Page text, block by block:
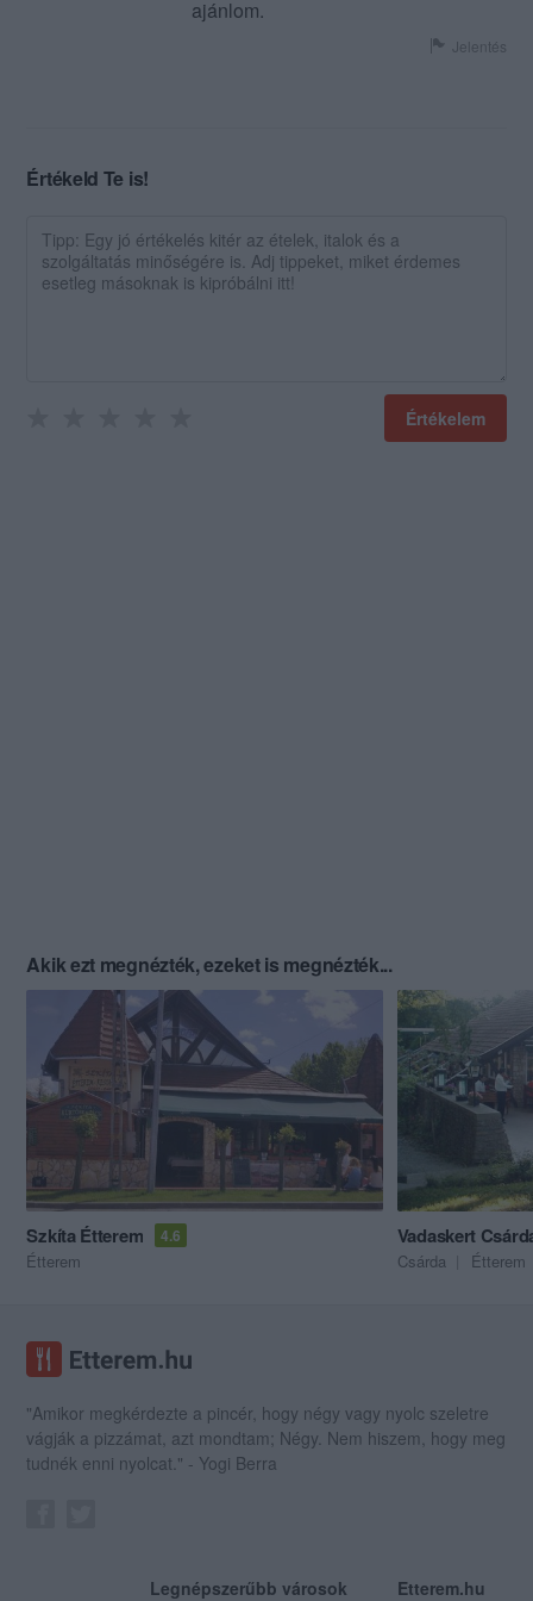
ajánlom.
Jelentés
Értékeld Te is!
Értékelem
Akik ezt megnézték, ezeket is megnézték...
Szkíta Étterem 4.6
Étterem
Vadaskert
Csárda Étterem
"Amikor megkérdezte a pincér, hogy négy vagy nyolc szeletre
vágják a pizzámat, azt mondtam; Négy. Nem hiszem, hogy meg
tudnék enni nyolcat." - Yogi Berra
Legnépszerűbb városok Etterem.hu